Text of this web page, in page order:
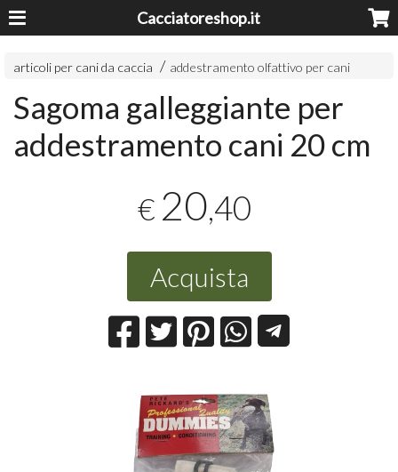
Cacciatoreshop.it
articoli per cani da caccia addestramento olfattivo per cani
Sagoma galleggiante per
addestramento cani 20 cm
€ 20,40
Acquista